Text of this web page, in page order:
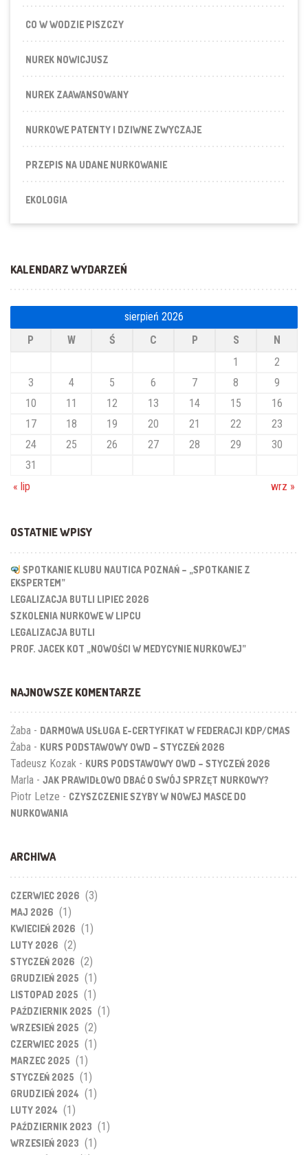
CO W WODZIE PISZCZY
NUREK NOWICJUSZ
NUREK ZAAWANSOWANY
NURKOWE PATENTY I DZIWNE ZWYCZAJE
PRZEPIS NA UDANE NURKOWANIE
EKOLOGIA
KALENDARZ WYDARZEŃ
sierpień 2026
P
W Ś C P S
N
1
2
3
4 5 6 7 8
9
10
11 12 13 14 15
16
17
18 19 20 21 22
23
24
25 26 27 28 29
30
31
« lip
wrz »
OSTATNIE WPISY
SPOTKANIE KLUBU NAUTICA POZNAŃ – „SPOTKANIE Z
EKSPERTEM”
LEGALIZACJA BUTLI LIPIEC 2026
SZKOLENIA NURKOWE W LIPCU
LEGALIZACJA BUTLI
PROF. JACEK KOT „NOWOŚCI W MEDYCYNIE NURKOWEJ”
NAJNOWSZE KOMENTARZE
Żaba - DARMOWA USŁUGA E-CERTYFIKAT W FEDERACJI KDP/CMAS
Żaba - KURS PODSTAWOWY OWD – STYCZEŃ 2026
Tadeusz Kozak - KURS PODSTAWOWY OWD – STYCZEŃ 2026
Marla - JAK PRAWIDŁOWO DBAĆ O SWÓJ SPRZĘT NURKOWY?
Piotr Letze - CZYSZCZENIE SZYBY W NOWEJ MASCE DO
NURKOWANIA
ARCHIWA
CZERWIEC 2026 (3)
MAJ 2026 (1)
KWIECIEŃ 2026 (1)
LUTY 2026 (2)
STYCZEŃ 2026 (2)
GRUDZIEŃ 2025 (1)
LISTOPAD 2025 (1)
PAŹDZIERNIK 2025 (1)
WRZESIEŃ 2025 (2)
CZERWIEC 2025 (1)
MARZEC 2025 (1)
STYCZEŃ 2025 (1)
GRUDZIEŃ 2024 (1)
LUTY 2024 (1)
PAŹDZIERNIK 2023 (1)
WRZESIEŃ 2023 (1)